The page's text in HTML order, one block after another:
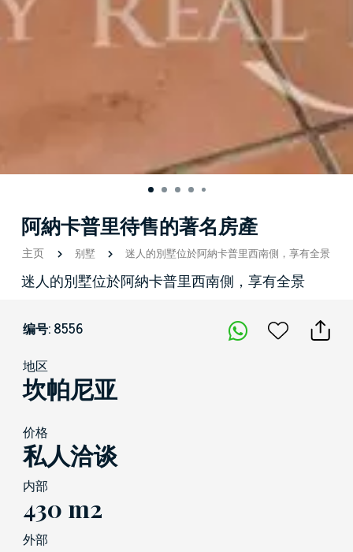
阿納卡普里待售的著名房產
主页 别墅 迷人的別墅位於阿納卡普里西南側，享有全景
迷人的別墅位於阿納卡普里西南側，享有全景
编号: 8556
地区
坎帕尼亚
价格
私人洽谈
内部
430 m2
外部